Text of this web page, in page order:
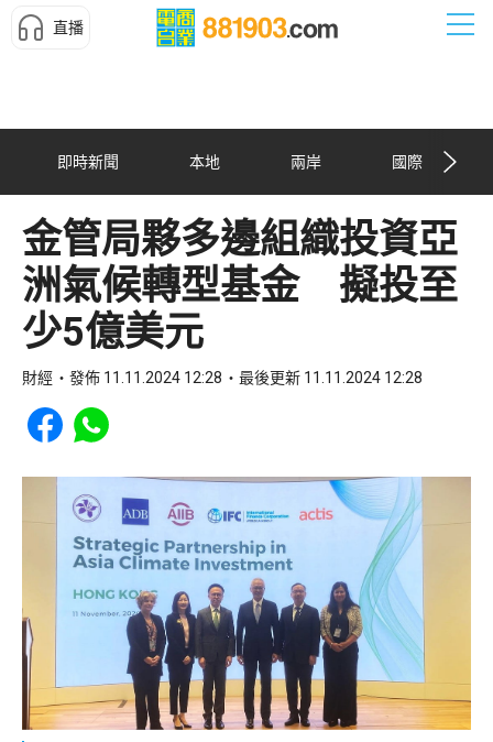
直播
即時新聞 本地 兩岸 國際
金管局夥多邊組織投資亞
洲氣候轉型基金 擬投至
少5億美元
財經 發佈 11.11.2024 12:28 最後更新 11.11.2024 12:28
Share to Facebook
Share to WhatsApp